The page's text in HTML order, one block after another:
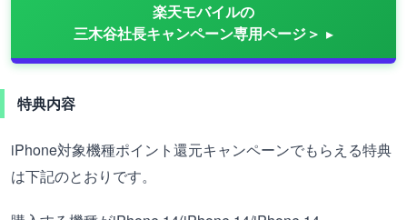
楽天モバイルの
三木谷社長キャンペーン専用ページ＞
特典内容
iPhone対象機種ポイント還元キャンペーンでもらえる特典
は下記のとおりです。